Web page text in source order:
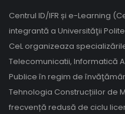
Centrul ID/IFR și e-Learning
integrantă a Universităţii
CeL organizeaza
Telecomunicatii, Informatică
Publice în regim de
Tehnologia Construcțiilor de
frecvență redusă de ciclu